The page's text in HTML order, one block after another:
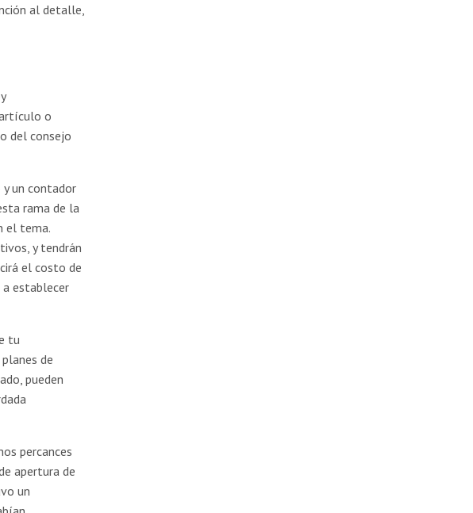
al detalle,
o
del consejo
un contador
rama de la
el tema.
y tendrán
el costo de
a establecer
tu
de
pueden
percances
apertura de
un